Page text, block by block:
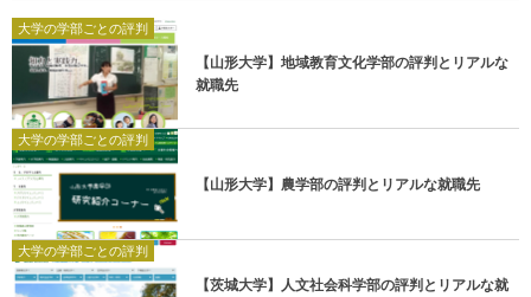
大学の学部ごとの評判
【山形大学】地域教育文化学部の評判とリアルな
就職先
大学の学部ごとの評判
【山形大学】農学部の評判とリアルな就職先
大学の学部ごとの評判
【茨城大学】人文社会科学部の評判とリアルな就